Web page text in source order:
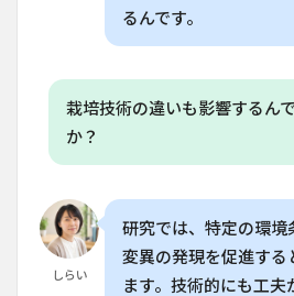
で最
も効
果的
な方
法
6.4
Q. 家
庭菜
園で
るんです。
栽培技術の違いも影響するん
か？
しらい
研究では、特定の環境
変異の発現を促進する
ます。技術的にも工夫